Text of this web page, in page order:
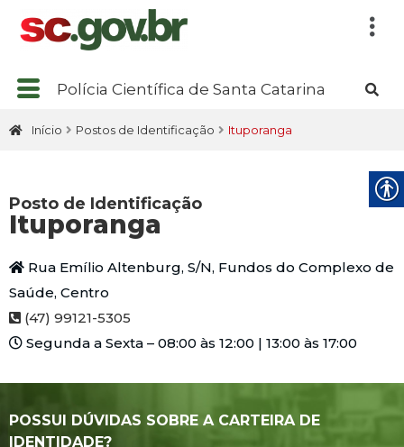
Polícia Científica de Santa Catarina
Início Postos de Identificação Ituporanga
Posto de Identificação
Ituporanga
Rua Emílio Altenburg, S/N, Fundos do Complexo de
Saúde, Centro
(47) 99121-5305
Segunda a Sexta – 08:00 às 12:00 | 13:00 às 17:00
POSSUI DÚVIDAS SOBRE A CARTEIRA DE
IDENTIDADE?